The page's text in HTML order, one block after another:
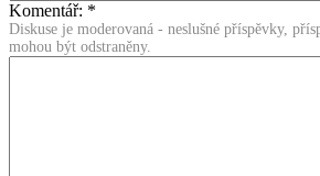
Komentář: *
Diskuse je moderovaná - neslušné příspěvky,
mohou být odstraněny.